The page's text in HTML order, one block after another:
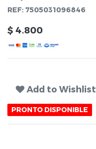
REF: 7505031096846
$ 4.800
Add to Wishlist
PRONTO DISPONIBLE